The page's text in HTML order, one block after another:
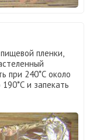
пленки,
при 240*С около
и запекать